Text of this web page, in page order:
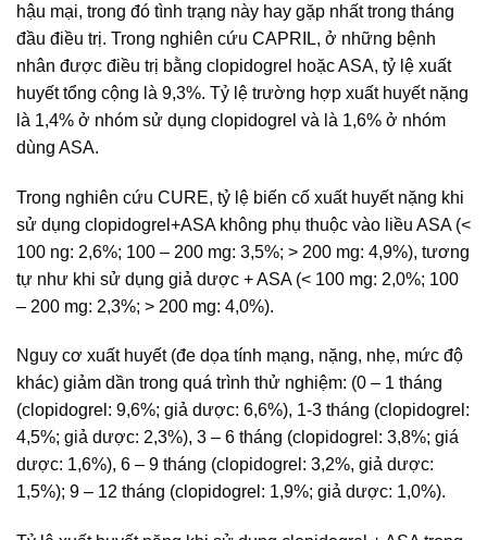
hậu mại, trong đó tình trạng này hay gặp nhất trong tháng
đầu điều trị. Trong nghiên cứu CAPRIL, ở những bệnh
nhân được điều trị bằng clopidogrel hoặc ASA, tỷ lệ xuất
huyết tổng cộng là 9,3%. Tỷ lệ trường hợp xuất huyết nặng
là 1,4% ở nhóm sử dụng clopidogrel và là 1,6% ở nhóm
dùng ASA.
Trong nghiên cứu CURE, tỷ lệ biến cố xuất huyết nặng khi
sử dụng clopidogrel+ASA không phụ thuộc vào liều ASA (<
100 ng: 2,6%; 100 – 200 mg: 3,5%; > 200 mg: 4,9%), tương
tự như khi sử dụng giả dược + ASA (< 100 mg: 2,0%; 100
– 200 mg: 2,3%; > 200 mg: 4,0%).
Nguy cơ xuất huyết (đe dọa tính mạng, nặng, nhẹ, mức độ
khác) giảm dần trong quá trình thử nghiệm: (0 – 1 tháng
(clopidogrel: 9,6%; giả dược: 6,6%), 1-3 tháng (clopidogrel:
4,5%; giả dược: 2,3%), 3 – 6 tháng (clopidogrel: 3,8%; giá
dược: 1,6%), 6 – 9 tháng (clopidogrel: 3,2%, giả dược:
1,5%); 9 – 12 tháng (clopidogrel: 1,9%; giả dược: 1,0%).